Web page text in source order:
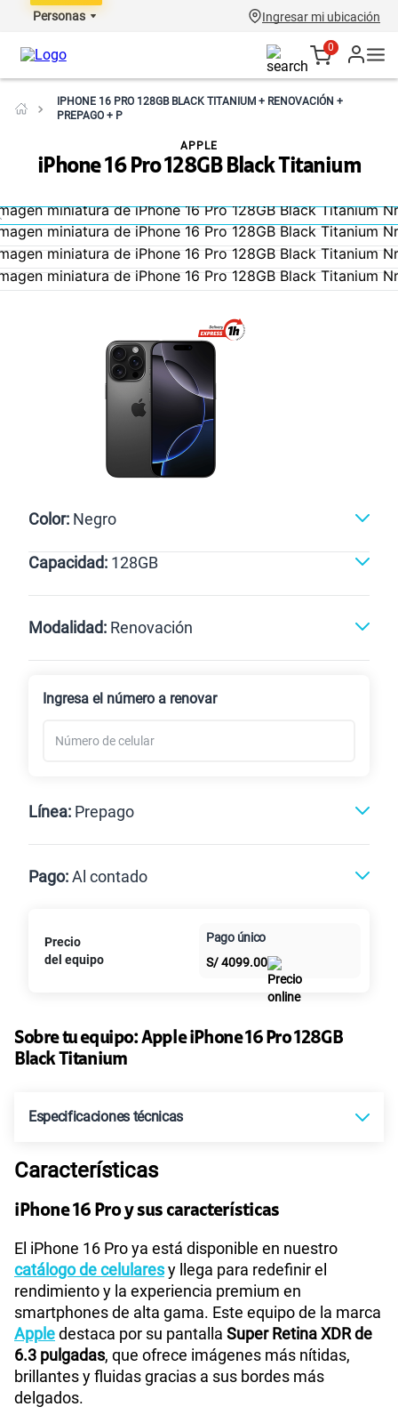
Personas Ingresar mi ubicación
0
IPHONE 16 PRO 128GB BLACK TITANIUM + RENOVACIÓN +
PREPAGO + P
iPhone 16 Pro 128GB Black Titanium
APPLE
Color: Negro
Capacidad: 128GB
128GB
Modalidad: Renovación
Renovación
Ingresa el número a renovar
Línea: Prepago
Postpago
Pago:Al contado
Al contado Cuotas Claro
Precio
del equipo
Pago único
S/4099.00
Sobre tu equipo:Apple iPhone 16 Pro 128GB
Black Titanium
Especificaciones técnicas
Compatibilidad nano-SIM
Compatibilidad con eSIM
Características
iPhone 16 Pro y sus características
El iPhone 16 Pro ya está disponible en nuestro
catálogo de celularesy llega para redefinir el
rendimiento y la experiencia premium en
smartphones de alta gama. Este equipo de la marca
Appledestaca por su pantalla Super Retina XDR de
6.3 pulgadas, que ofrece imágenes más nítidas,
brillantes y fluidas gracias a sus bordes más
delgados.